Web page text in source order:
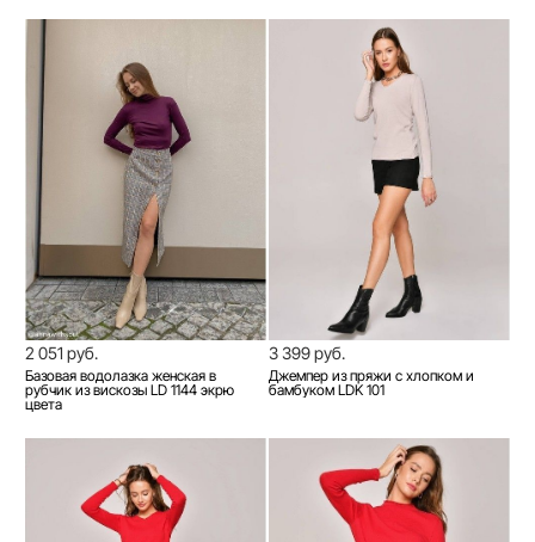
2 051 руб.
Базовая водолазка женская в
рубчик из вискозы LD 1144 экрю
цвета
3 399 руб.
Джемпер из пряжи с хлопком и
бамбуком LDK 101